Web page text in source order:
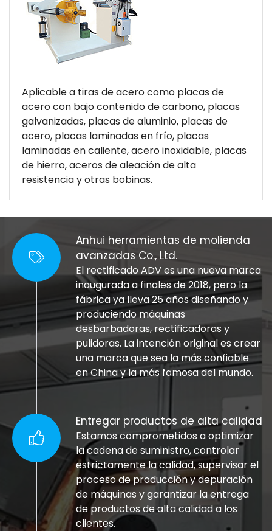
Aplicable a tiras de acero como placas de
acero con bajo contenido de carbono, placas
galvanizadas, placas de aluminio, placas de
acero, placas laminadas en frío, placas
laminadas en caliente, acero inoxidable, placas
de hierro, aceros de aleación de alta
resistencia y otras bobinas.
Anhui herramientas de molienda
avanzadas Co., Ltd.
El rectificado ADV es una nueva marca
inaugurada a finales de 2018, pero la
fábrica ya lleva 25 años diseñando y
produciendo máquinas
desbarbadoras, rectificadoras y
pulidoras. La intención original es crear
una marca que sea la más confiable
en China y la más famosa del mundo.
Entregar productos de alta calidad
Estamos comprometidos a optimizar
la cadena de suministro, controlar
estrictamente la calidad, supervisar el
proceso de producción y depuración
de máquinas y garantizar la entrega
de productos de alta calidad a los
clientes.